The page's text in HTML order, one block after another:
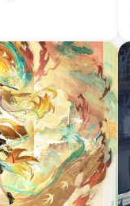
thuật fantasy